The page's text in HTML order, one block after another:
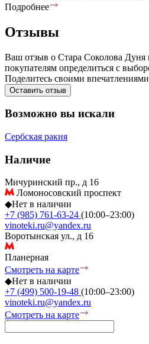
Подробнее
Отзывы
Ваш отзыв о Стара Соколова
покупателям определиться с
Поделитесь своими
Оставить отзыв
Возможно вы искали
Сербская ракия
Наличие
Мичуринский пр., д 16
Ломоносовский проспект
◆Нет в наличии
+7 (985) 761-63-24 (10:00–23:00)
vinoteki.ru@yandex.ru
Воротынская ул., д 16
Планерная
Смотреть на карте
◆Нет в наличии
+7 (499) 500-19-48 (10:00–23:00)
vinoteki.ru@yandex.ru
Смотреть на карте